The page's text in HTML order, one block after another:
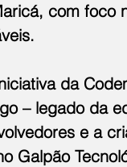
com foco
da
– legado da
e a
Galpão